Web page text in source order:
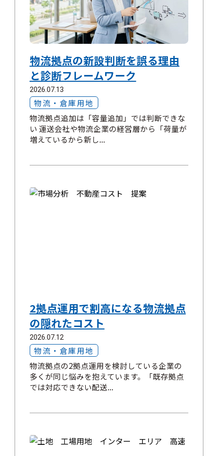
物流拠点の新設判断を誤る理由
と診断フレームワーク
2026.07.13
物流・倉庫用地
物流拠点追加は「容量追加」では判断できな
い 運送会社や物流企業の経営層から「荷量が
増えているから新し...
2拠点運用で割高になる物流拠点
の隠れたコスト
2026.07.12
物流・倉庫用地
物流拠点の2拠点運用を検討している企業の
多くが同じ悩みを抱えています。「既存拠点
では対応できない配送...